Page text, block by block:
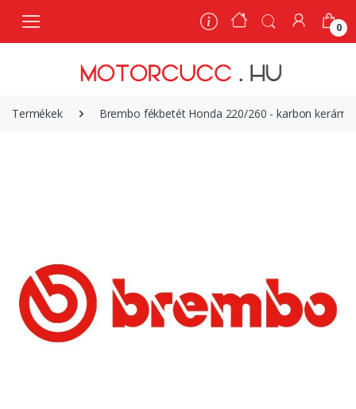
0
Termékek Brembo fékbetét Honda 220/260 - karbon
0